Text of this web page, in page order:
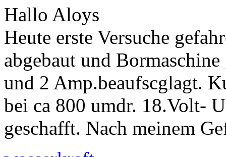
Hallo Aloys
Heute erste Versuche
abgebaut und
und 2 Amp.beaufscglagt.
bei ca 800 umdr. 18.Volt-
geschafft. Nach meinem